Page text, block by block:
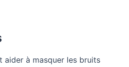
aider à masquer les bruits